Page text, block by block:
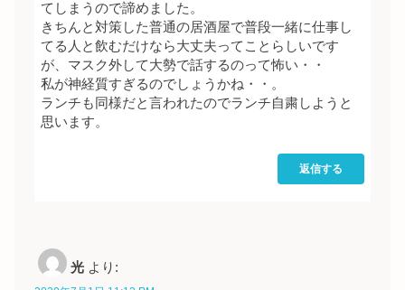
てしまうので諦めました。
きちんと対策した普通の居酒屋で普段一緒に仕事し
てる人と飲むだけなら大丈夫ってことらしいです
が、マスク外して大勢で話するのって怖い・・
私が神経質すぎるのでしょうかね・・。
ランチも同様だと言われたのでランチ自粛しようと
思います。
返信する
光 より: